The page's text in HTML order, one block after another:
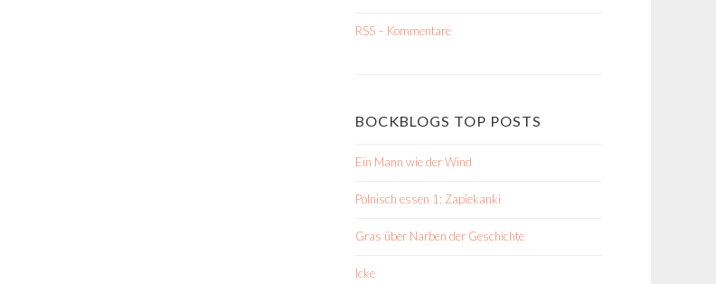
RSS – Kommentare
BOCKBLOGS TOP POSTS
Ein Mann wie der Wind
Polnisch essen 1: Zapiekanki
Gras über Narben der Geschichte
Icke